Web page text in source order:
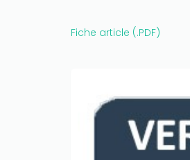
Fiche article (.PDF)